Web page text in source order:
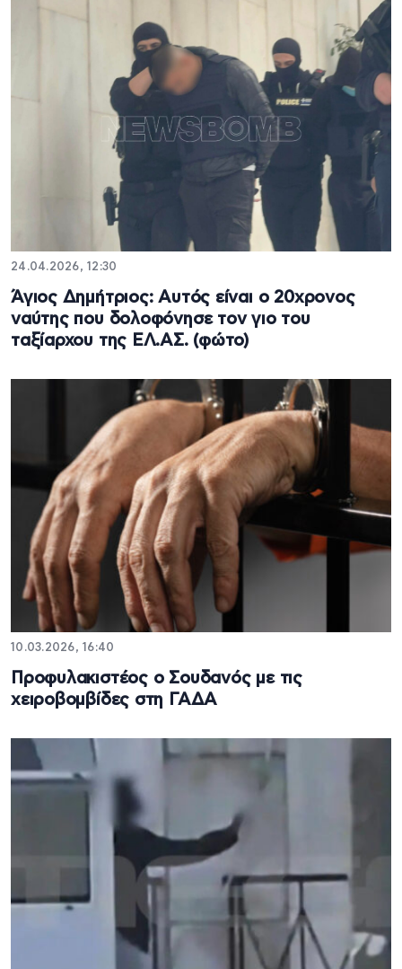
24.04.2026, 12:30
Άγιος Δημήτριος: Αυτός είναι ο 20χρονος
ναύτης που δολοφόνησε τον γιο του
ταξίαρχου της ΕΛ.ΑΣ. (φώτο)
10.03.2026, 16:40
Προφυλακιστέος ο Σουδανός με τις
χειροβομβίδες στη ΓΑΔΑ